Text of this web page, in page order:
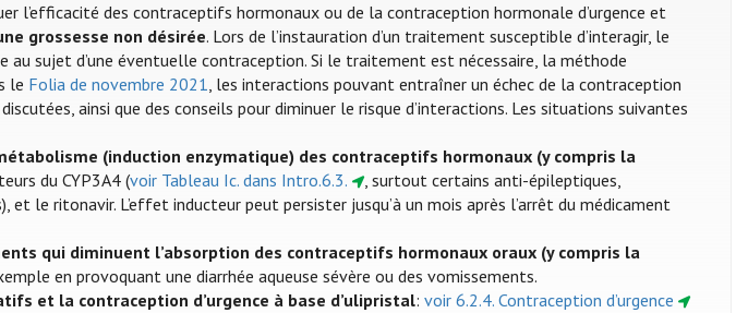
l’efficacité des contraceptifs hormonaux ou de la contraception hormonale d’urgence et
grossesse non désirée. Lors de l’instauration d’un traitement susceptible d’interagir, le
sujet d’une éventuelle contraception. Si le traitement est nécessaire, la méthode
le Folia de novembre 2021, les interactions pouvant entraîner un échec de la contraception
ainsi que des conseils pour diminuer le risque d’interactions. Les situations suivantes
(induction enzymatique) des contraceptifs hormonaux (y compris la
du CYP3A4 (voir Tableau Ic. dans Intro.6.3.
, surtout certains anti-épileptiques,
le ritonavir. L’effet inducteur peut persister jusqu’à un mois après l’arrêt du médicament
qui diminuent l’absorption des contraceptifs hormonaux oraux (y compris la
en provoquant une diarrhée aqueuse sévère ou des vomissements.
et la contraception d’urgence à base d’ulipristal:voir 6.2.4. Contraception d’urgence